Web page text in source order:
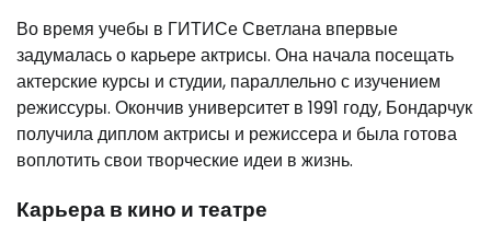
Во время учебы в ГИТИСе Светлана впервые
задумалась о карьере актрисы. Она начала посещать
актерские курсы и студии, параллельно с изучением
режиссуры. Окончив университет в 1991 году, Бондарчук
получила диплом актрисы и режиссера и была готова
воплотить свои творческие идеи в жизнь.
Карьера в кино и театре